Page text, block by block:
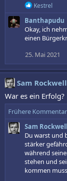
R
e
a
k
t
o
n
e
n
Kestrel
Banthapudu
Okay, ich
einen
25. Mai 2021
Sam Rockwell
War es ein Erfolg?
Frühere
Sam Rockwell
Du warst und
stärker
während
stehen und
kommen